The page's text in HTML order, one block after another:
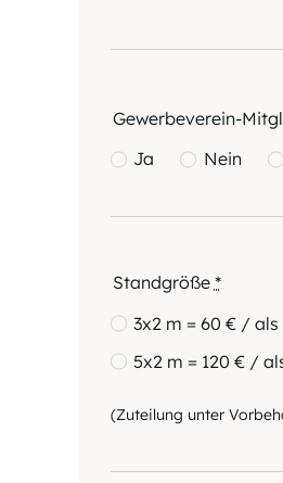
Gewerbeverein-
Ja
Nein
Standgröße *
3x2 m = 60 € /
5x2 m = 120 € /
(Zuteilung unter